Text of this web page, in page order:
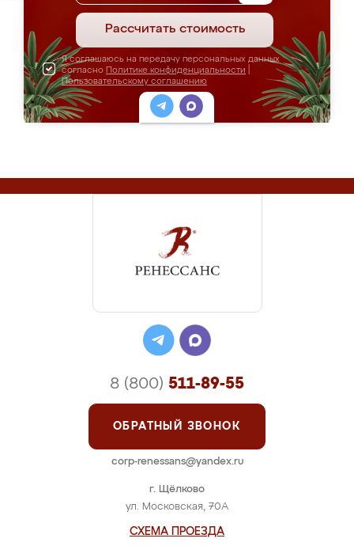
Рассчитать стоимость
Я соглашаюсь на передачу персональных данных
согласно Политике конфиденциальности
Пользовательскому соглашению
г. Щёлково
ул. Московская, 70А
СХЕМА ПРОЕЗДА
8 (800) 511-89-55
ОБРАТНЫЙ ЗВОНОК
corp-renessans@yandex.ru